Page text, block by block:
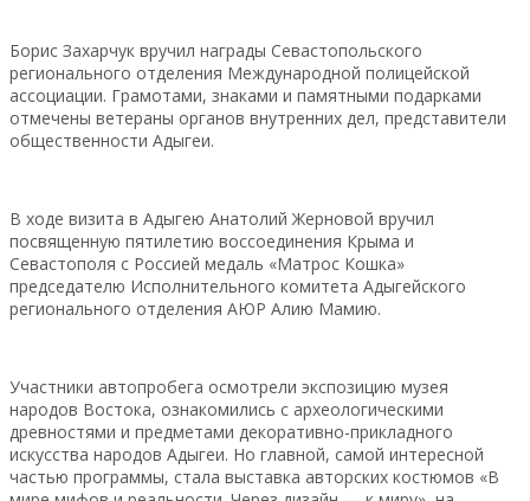
Борис Захарчук вручил награды Севастопольского
регионального отделения Международной полицейской
ассоциации. Грамотами, знаками и памятными подарками
отмечены ветераны органов внутренних дел, представители
общественности Адыгеи.
В ходе визита в Адыгею Анатолий Жерновой вручил
посвященную пятилетию воссоединения Крыма и
Севастополя с Россией медаль «Матрос Кошка»
председателю Исполнительного комитета Адыгейского
регионального отделения АЮР Алию Мамию.
Участники автопробега осмотрели экспозицию музея
народов Востока, ознакомились с археологическими
древностями и предметами декоративно-прикладного
искусства народов Адыгеи. Но главной, самой интересной
частью программы, стала выставка авторских костюмов «В